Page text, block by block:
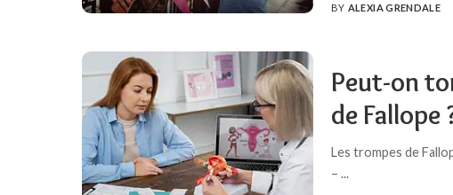
POSTED
BY ALEXIA GRENDALE
Peut-on
de Fallope
Les trompes de
– ...